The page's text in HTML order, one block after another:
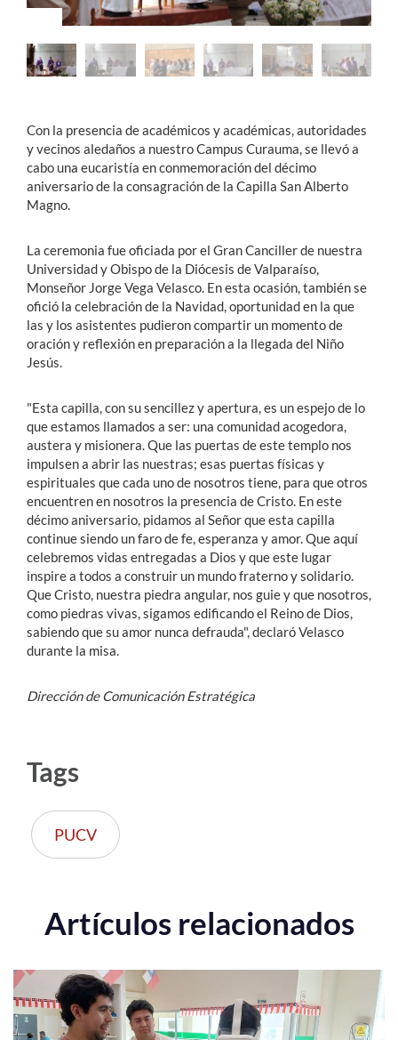
Funcionarios
Alumni
Con la presencia de académicos y académicas, autoridades
y vecinos aledaños a nuestro Campus Curauma, se llevó a
cabo una eucaristía en conmemoración del décimo
aniversario de la consagración de la Capilla San Alberto
Magno.
La ceremonia fue oficiada por el Gran Canciller de nuestra
Universidad y Obispo de la Diócesis de Valparaíso,
Monseñor Jorge Vega Velasco. En esta ocasión, también se
ofició la celebración de la Navidad,oportunidad en la que
las y los asistentes pudieron compartir un momento de
oración y reflexión en preparación a la llegada del Niño
Jesús.
"Esta capilla, con su sencillez y apertura, es un espejo de lo
que estamos llamados a ser: una comunidad acogedora,
austera y misionera. Que las puertas de este templo nos
impulsen a abrir las nuestras; esas puertas físicas y
espirituales que cada uno de nosotros tiene, para que otros
encuentren en nosotros la presencia de Cristo. En este
décimo aniversario, pidamos al Señor que esta capilla
continue siendo un faro de fe, esperanza y amor. Que aquí
celebremos vidas entregadas a Dios y que este lugar
inspire a todos a construir un mundo fraterno y solidario.
Que Cristo, nuestra piedra angular, nos guie y que nosotros,
como piedras vivas, sigamos edificando el Reino de Dios,
sabiendo que su amor nunca defrauda", declaró Velasco
durante la misa.
Dirección de Comunicación Estratégica
Tags
PUCV
Artículos relacionados